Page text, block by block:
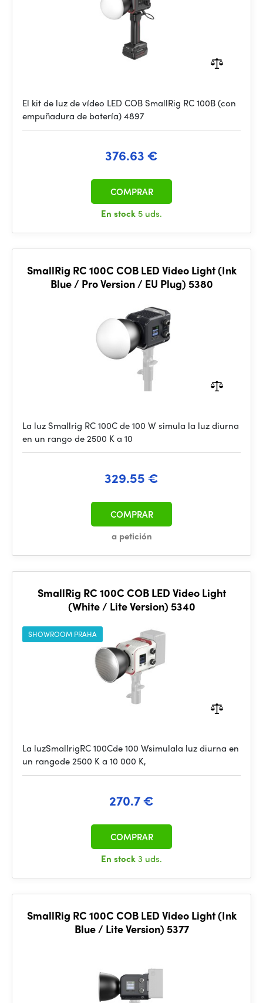
El kit de luz de vídeo LED COB SmallRig RC 100B (con
empuñadura de batería) 4897
376.63 €
En stock 5 uds.
COMPRAR
SmallRig RC 100C COB LED Video Light (Ink
Blue / Pro Version / EU Plug) 5380
La luz Smallrig RC 100C de 100 W simula la luz diurna
en un rango de 2500 K a 10
329.55 €
a petición
COMPRAR
SmallRig RC 100C COB LED Video Light
(White / Lite Version) 5340
SHOWROOM PRAHA
La luzSmallrigRC 100Cde 100 Wsimulala luz diurna en
un rangode 2500 K a 10 000 K,
270.7 €
En stock3 uds.
COMPRAR
SmallRig RC 100C COB LED Video Light (Ink
Blue / Lite Version) 5377